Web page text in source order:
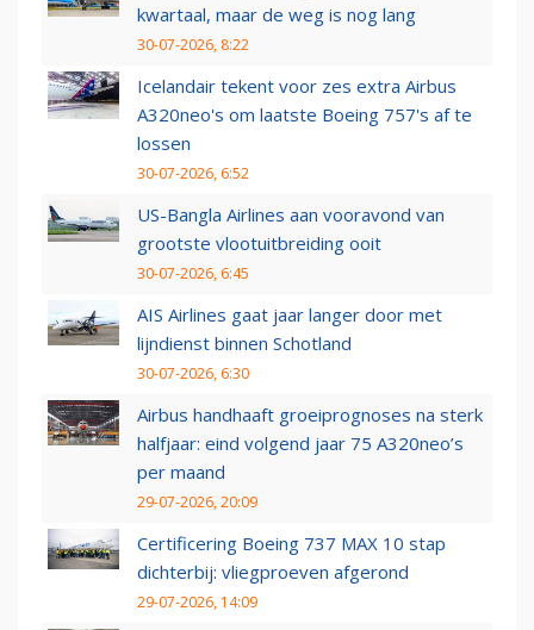
kwartaal, maar de weg is nog lang
30-07-2026, 8:22
Icelandair tekent voor zes extra Airbus
A320neo's om laatste Boeing 757's af te
lossen
30-07-2026, 6:52
US-Bangla Airlines aan vooravond van
grootste vlootuitbreiding ooit
30-07-2026, 6:45
AIS Airlines gaat jaar langer door met
lijndienst binnen Schotland
30-07-2026, 6:30
Airbus handhaaft groeiprognoses na sterk
halfjaar: eind volgend jaar 75 A320neo’s
per maand
29-07-2026, 20:09
Certificering Boeing 737 MAX 10 stap
dichterbij: vliegproeven afgerond
29-07-2026, 14:09